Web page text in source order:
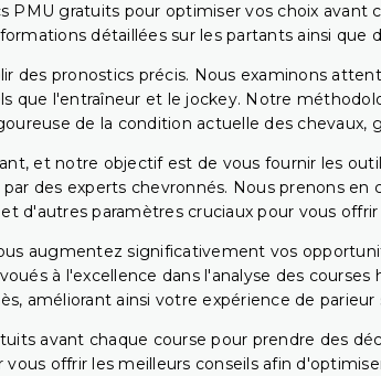
PMU gratuits pour optimiser vos choix
détaillées sur les partants ainsi
des pronostics précis. Nous examinons
que l'entraîneur et le jockey. Notre
de la condition actuelle des chevaux,
et notre objectif est de vous fournir les
des experts chevronnés. Nous prenons
d'autres paramètres cruciaux pour vous
augmentez significativement vos
à l'excellence dans l'analyse des
améliorant ainsi votre expérience de parieur
avant chaque course pour prendre des
vous offrir les meilleurs conseils afin